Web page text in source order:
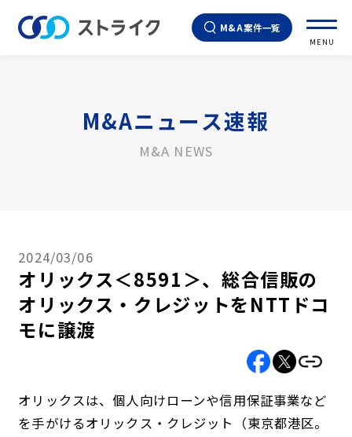
M&A案件一覧
MENU
M&Aニュース速報
M&A NEWS
2024/03/06
オリックス＜8591＞、総合信販の
オリックス・クレジットをNTTドコ
モに譲渡
オリックスは、個人向けローンや信用保証事業など
を手がけるオリックス・クレジット（東京都港区。